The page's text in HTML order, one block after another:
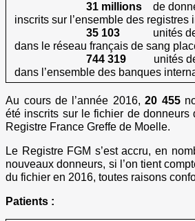
31 millions de
inscrits sur l’ensemble des registres
35 103 unités
dans le réseau français de sang
744 319 unités de
dans l’ensemble des banques
Au cours de l’année 2016,20 455
été inscrits sur le fichier de donneurs
Registre France Greffe de Moelle.
Le Registre FGM s’est accru, en
nouveaux donneurs, si l’on tient
du fichier en 2016, toutes raisons
Patients :